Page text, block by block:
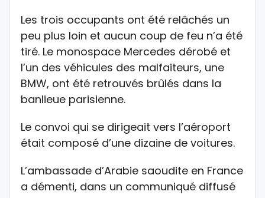
Les trois occupants ont été relâchés un
peu plus loin et aucun coup de feu n’a été
tiré. Le monospace Mercedes dérobé et
l’un des véhicules des malfaiteurs, une
BMW, ont été retrouvés brûlés dans la
banlieue parisienne.
Le convoi qui se dirigeait vers l’aéroport
était composé d’une dizaine de voitures.
L’ambassade d’Arabie saoudite en France
a démenti, dans un communiqué diffusé